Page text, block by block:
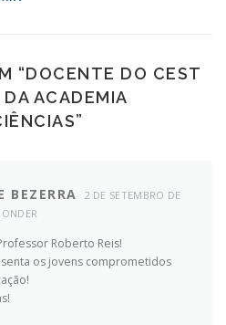
“DOCENTE DO CEST
ACADEMIA
”
BEZERRA
2 DE SETEMBRO DE
Roberto Reis!
os jovens comprometidos